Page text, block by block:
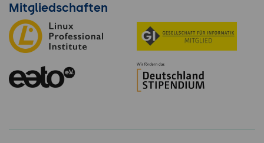
Mitgliedschaften